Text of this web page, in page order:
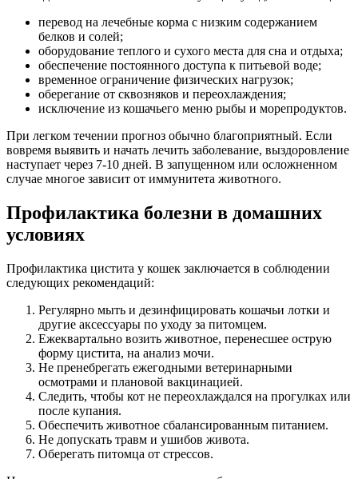
перевод на лечебные корма с низким содержанием
белков и солей;
оборудование теплого и сухого места для сна и отдыха;
обеспечение постоянного доступа к питьевой воде;
временное ограничение физических нагрузок;
оберегание от сквозняков и переохлаждения;
исключение из кошачьего меню рыбы и морепродуктов.
При легком течении прогноз обычно благоприятный. Если
вовремя выявить и начать лечить заболевание, выздоровление
наступает через 7-10 дней. В запущенном или осложненном
случае многое зависит от иммунитета животного.
Профилактика болезни в домашних
условиях
Профилактика цистита у кошек заключается в соблюдении
следующих рекомендаций:
Регулярно мыть и дезинфицировать кошачьи лотки и
другие аксессуары по уходу за питомцем.
Ежеквартально возить животное, перенесшее острую
форму цистита, на анализ мочи.
Не пренебрегать ежегодными ветеринарными
осмотрами и плановой вакцинацией.
Следить, чтобы кот не переохлаждался на прогулках или
после купания.
Обеспечить животное сбалансированным питанием.
Не допускать травм и ушибов живота.
Оберегать питомца от стрессов.